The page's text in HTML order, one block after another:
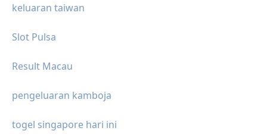
keluaran taiwan
Slot Pulsa
Result Macau
pengeluaran kamboja
togel singapore hari ini